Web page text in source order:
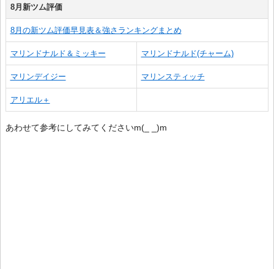
8月新ツム評価
8月の新ツム評価早見表＆強さランキングまとめ
マリンドナルド＆ミッキー マリンドナルド(チャーム)
マリンデイジー マリンスティッチ
アリエル＋
あわせて参考にしてみてくださいm(_ _)m